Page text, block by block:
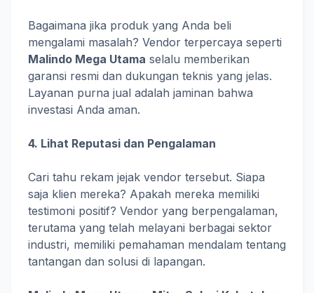
Bagaimana jika produk yang Anda beli
mengalami masalah? Vendor terpercaya seperti
Malindo Mega Utama selalu memberikan
garansi resmi dan dukungan teknis yang jelas.
Layanan purna jual adalah jaminan bahwa
investasi Anda aman.
4. Lihat Reputasi dan Pengalaman
Cari tahu rekam jejak vendor tersebut. Siapa
saja klien mereka? Apakah mereka memiliki
testimoni positif? Vendor yang berpengalaman,
terutama yang telah melayani berbagai sektor
industri, memiliki pemahaman mendalam tentang
tantangan dan solusi di lapangan.